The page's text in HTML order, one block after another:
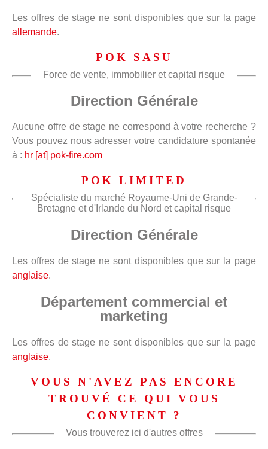
Les offres de stage ne sont disponibles que sur la page
allemande.
POK SASU
Force de vente, immobilier et capital risque
Direction Générale
Aucune offre de stage ne correspond à votre recherche ?
Vous pouvez nous adresser votre candidature spontanée
à : hr [at] pok-fire.com
POK LIMITED
Spécialiste du marché Royaume-Uni de Grande-
Bretagne et d'Irlande du Nord et capital risque
Direction Générale
Les offres de stage ne sont disponibles que sur la page
anglaise.
Département commercial et
marketing
Les offres de stage ne sont disponibles que sur la page
anglaise.
VOUS N'AVEZ PAS ENCORE
TROUVÉ CE QUI VOUS
CONVIENT ?
Vous trouverez ici d'autres offres